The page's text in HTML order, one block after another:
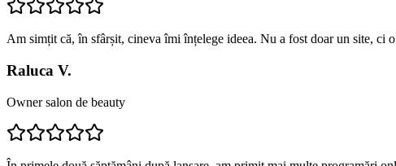
Am simțit că, în sfârșit, cineva îmi înțelege ideea. Nu a fost doar un site, ci
Raluca V.
Owner salon de beauty